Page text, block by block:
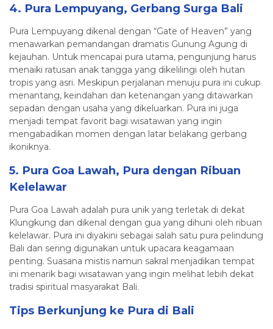
4. Pura Lempuyang, Gerbang Surga Bali
Pura Lempuyang dikenal dengan “Gate of Heaven” yang
menawarkan pemandangan dramatis Gunung Agung di
kejauhan. Untuk mencapai pura utama, pengunjung harus
menaiki ratusan anak tangga yang dikelilingi oleh hutan
tropis yang asri. Meskipun perjalanan menuju pura ini cukup
menantang, keindahan dan ketenangan yang ditawarkan
sepadan dengan usaha yang dikeluarkan. Pura ini juga
menjadi tempat favorit bagi wisatawan yang ingin
mengabadikan momen dengan latar belakang gerbang
ikoniknya.
5. Pura Goa Lawah, Pura dengan Ribuan
Kelelawar
Pura Goa Lawah adalah pura unik yang terletak di dekat
Klungkung dan dikenal dengan gua yang dihuni oleh ribuan
kelelawar. Pura ini diyakini sebagai salah satu pura pelindung
Bali dan sering digunakan untuk upacara keagamaan
penting. Suasana mistis namun sakral menjadikan tempat
ini menarik bagi wisatawan yang ingin melihat lebih dekat
tradisi spiritual masyarakat Bali.
Tips Berkunjung ke Pura di Bali